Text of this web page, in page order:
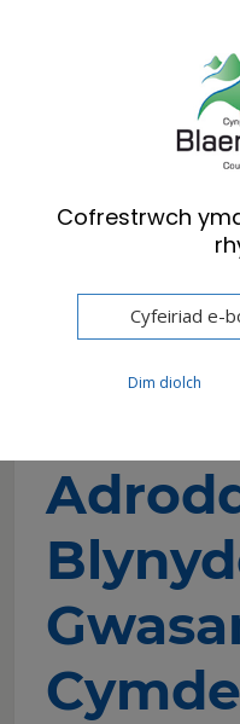
Gwasanaethau
Adroddiad
Cymdeithasol
Cofrestrwch
Dim diolch